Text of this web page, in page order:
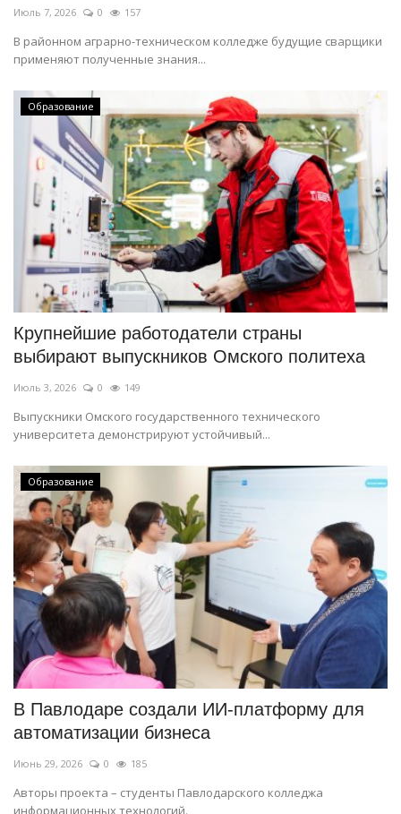
Июль 7, 2026 0 157
В районном аграрно-техническом колледже будущие сварщики
применяют полученные знания...
Образование
Крупнейшие работодатели страны
выбирают выпускников Омского политеха
Июль 3, 2026 0 149
Выпускники Омского государственного технического
университета демонстрируют устойчивый...
Образование
В Павлодаре создали ИИ-платформу для
автоматизации бизнеса
Июнь 29, 2026 0 185
Авторы проекта – студенты Павлодарского колледжа
информационных технологий.